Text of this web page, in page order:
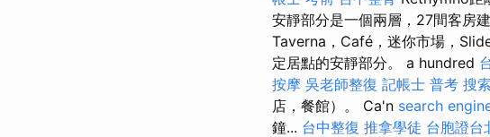
安靜部分是一個兩層，27間客房
Taverna，Café，迷你市場，
定居點的安靜部分。 a hundred
按摩 吳老師整復 記帳士 普考 搜索
店，餐館）。 Ca'n search
鐘... 台中整復 推拿學徒 台胞證台